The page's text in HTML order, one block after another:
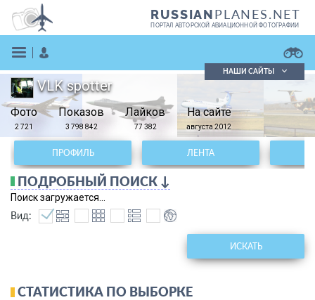
RUSSIANPLANES.NET
ПОРТАЛ АВТОРСКОЙ АВИАЦИОННОЙ ФОТОГРАФИИ
ЗАРЕГИСТРИРОВАТЬСЯ
Поиск фотографий
Поиск в реестре
Кратко
Подробно
НАШИ САЙТЫ
VLK spotter
Фото
2 721
Показов
3 798 842
Лайков
77 382
На сайте
августа 2012
ПРОФИЛЬ ЛЕНТА
ПОДРОБНЫЙ ПОИСК ↓
Поиск загружается...
Вид:
ИСКАТЬ
СТАТИСТИКА ПО ВЫБОРКЕ